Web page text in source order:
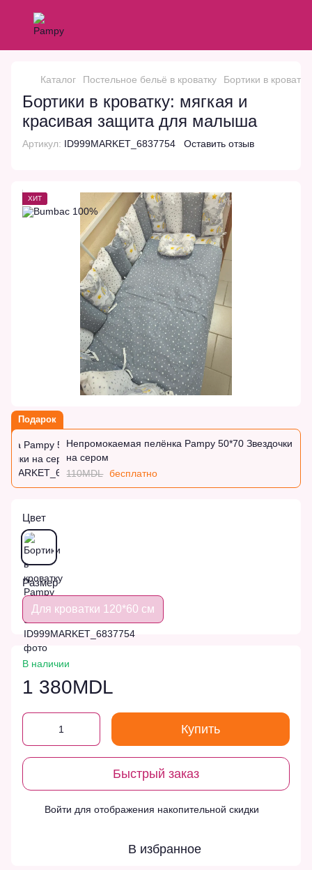
Каталог Постельное бельё в кроватку Бортики в
Бортики в кроватку: мягкая и
красивая защита для малыша
Артикул: ID999MARKET_6837754 Оставить отзыв
ХИТ
Подарок
Непромокаемая пелёнка Pampy 50*70 Звездочки
на сером
110MDL бесплатно
Цвет
Размер
Для кроватки 120*60 см
В наличии
1 380MDL
Купить
Быстрый заказ
Войти для отображения накопительной скидки
В избранное